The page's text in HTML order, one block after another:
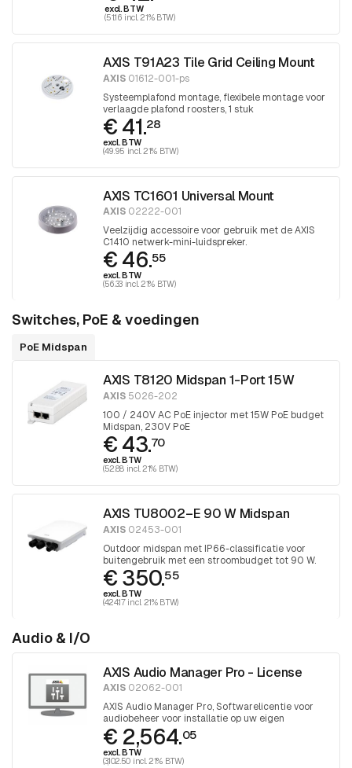
excl. BTW
(51.16 incl. 21% BTW)
AXIS T91A23 Tile Grid Ceiling Mount
AXIS 01612-001-ps
Systeemplafond montage, flexibele montage voor
verlaagde plafond roosters, 1 stuk
€ 41.28
excl. BTW
(49.95 incl. 21% BTW)
AXIS TC1601 Universal Mount
AXIS 02222-001
Veelzijdig accessoire voor gebruik met de AXIS
C1410 netwerk-mini-luidspreker.
€ 46.55
excl. BTW
(56.33 incl. 21% BTW)
Switches, PoE & voedingen
PoE Midspan
AXIS T8120 Midspan 1-Port 15W
AXIS 5026-202
100 / 240V AC PoE injector met 15W PoE budget
Midspan, 230V PoE
€ 43.70
excl. BTW
(52.88 incl. 21% BTW)
AXIS TU8002–E 90 W Midspan
AXIS 02453-001
Outdoor midspan met IP66-classificatie voor
buitengebruik met een stroombudget tot 90 W.
€ 350.55
excl. BTW
(424.17 incl. 21% BTW)
Audio & I/O
AXIS Audio Manager Pro - License
AXIS 02062-001
AXIS Audio Manager Pro, Softwarelicentie voor
audiobeheer voor installatie op uw eigen
hardware
€ 2,564.05
excl. BTW
(3,102.50 incl. 21% BTW)